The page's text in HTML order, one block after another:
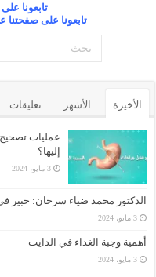
تابعونا
تابعونا على
الأخيرة الأشهر تعليقات
عمليات
إليها؟
3 مايو، 2024
الدكتور محمد ضياء سرحان: خبير
3 مايو، 2024
أهمية وجبة الغداء في الدايت
3 مايو، 2024